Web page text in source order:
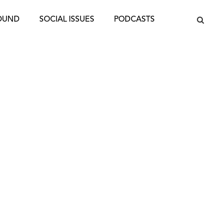
SOCIAL ISSUES PODCASTS